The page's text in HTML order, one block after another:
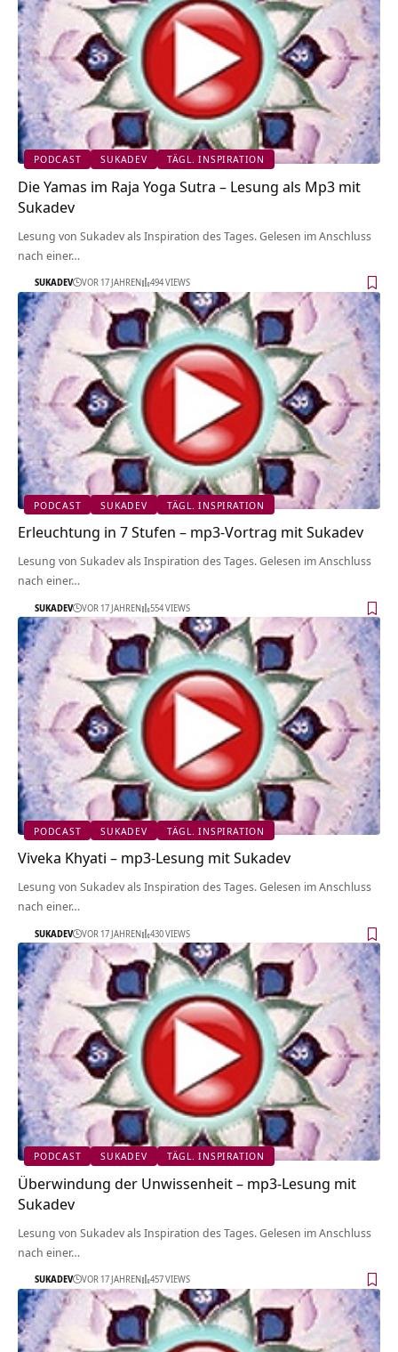
PODCAST SUKADEV TÄGL. INSPIRATION
Die Yamas im Raja Yoga Sutra – Lesung als Mp3 mit
Sukadev
Lesung von Sukadev als Inspiration des Tages. Gelesen im Anschluss
nach einer…
SUKADEV VOR 17 JAHREN 494 VIEWS
PODCAST SUKADEV TÄGL. INSPIRATION
Erleuchtung in 7 Stufen – mp3-Vortrag mit Sukadev
Lesung von Sukadev als Inspiration des Tages. Gelesen im Anschluss
nach einer…
SUKADEV VOR 17 JAHREN 554 VIEWS
PODCAST SUKADEV TÄGL. INSPIRATION
Viveka Khyati – mp3-Lesung mit Sukadev
Lesung von Sukadev als Inspiration des Tages. Gelesen im Anschluss
nach einer…
SUKADEV VOR 17 JAHREN 430 VIEWS
PODCAST SUKADEV TÄGL. INSPIRATION
Überwindung der Unwissenheit – mp3-Lesung mit
Sukadev
Lesung von Sukadev als Inspiration des Tages. Gelesen im Anschluss
nach einer…
SUKADEV VOR 17 JAHREN 457 VIEWS